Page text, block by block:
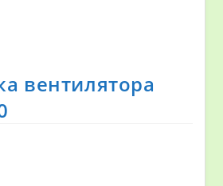
вентилятора